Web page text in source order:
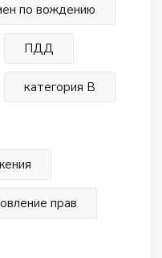
по вождению
ПДД
категория В
прав